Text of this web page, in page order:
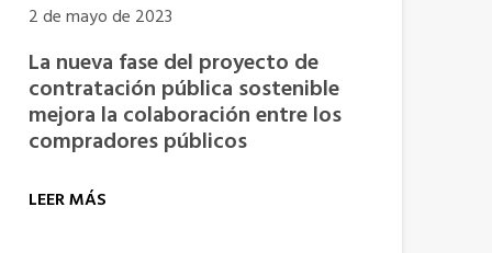
2 de mayo de 2023
La nueva fase del proyecto de
contratación pública sostenible
mejora la colaboración entre los
compradores públicos
LEER MÁS